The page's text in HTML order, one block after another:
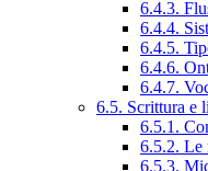
6.4.3.
6.4.4.
6.4.5.
6.4.6.
6.4.7.
6.5. Scrittura e
6.5.1.
6.5.2. Le
6.5.3.